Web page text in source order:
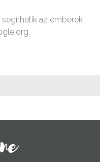
az emberek